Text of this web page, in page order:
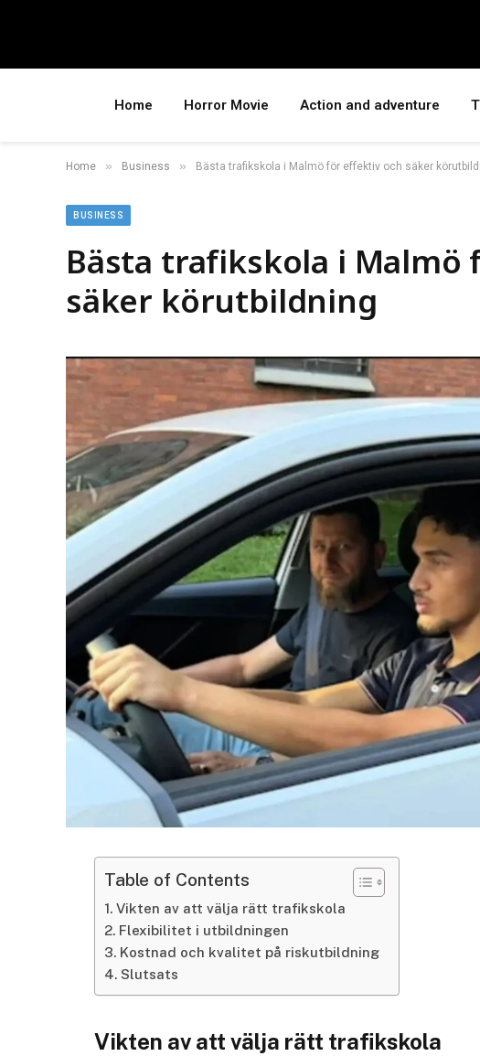
Home Horror Movie Action and adventure
Home » Business » Bästa trafikskola i Malmö för effektiv och säker
BUSINESS
Bästa trafikskola i
säker körutbildning
Table of Contents
Vikten av att välja rätt trafikskola
Flexibilitet i utbildningen
Kostnad och kvalitet på riskutbildning
Slutsats
Vikten av att välja rätt trafikskola